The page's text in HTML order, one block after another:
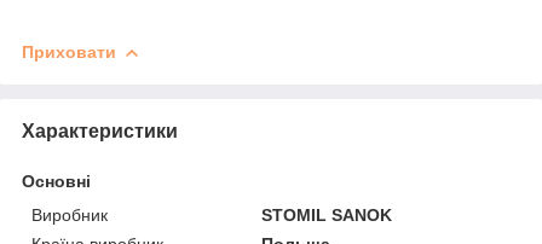
Приховати
Характеристики
Основні
Виробник
STOMIL SANOK